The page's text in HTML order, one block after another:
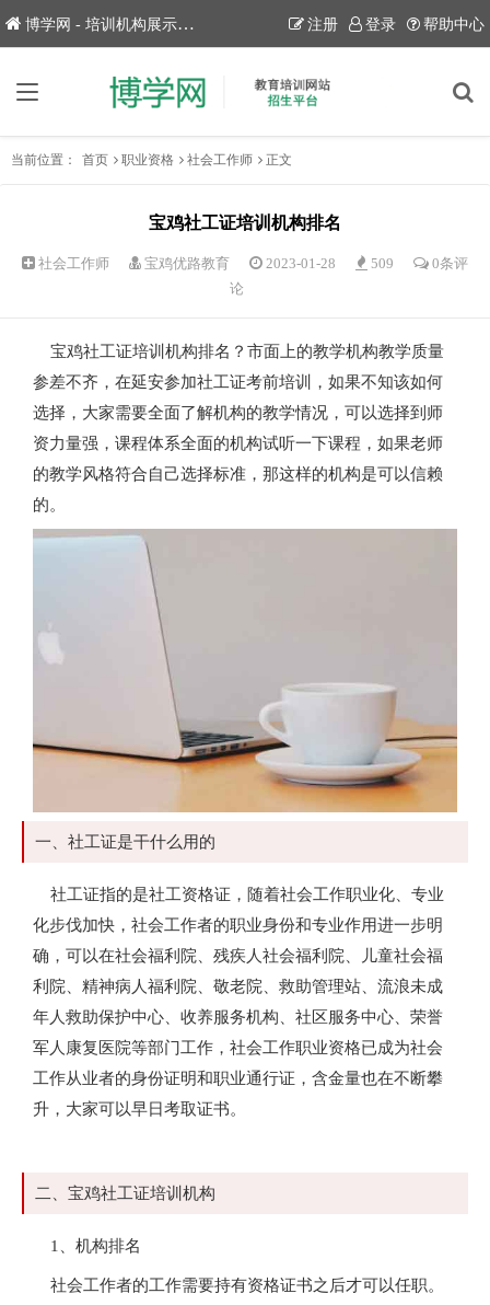
博学网 - 培训机构展示平台！ 注册 登录 帮助中心
当前位置： 首页 职业资格 社会工作师 正文
宝鸡社工证培训机构排名
社会工作师 宝鸡优路教育 2023-01-28 509
0条评
论
宝鸡社工证培训机构排名？市面上的教学机构教学质量
参差不齐，在延安参加社工证考前培训，如果不知该如何
选择，大家需要全面了解机构的教学情况，可以选择到师
资力量强，课程体系全面的机构试听一下课程，如果老师
的教学风格符合自己选择标准，那这样的机构是可以信赖
的。
一、社工证是干什么用的
社工证指的是社工资格证，随着社会工作职业化、专业
化步伐加快，社会工作者的职业身份和专业作用进一步明
确，可以在社会福利院、残疾人社会福利院、儿童社会福
利院、精神病人福利院、敬老院、救助管理站、流浪未成
年人救助保护中心、收养服务机构、社区服务中心、荣誉
军人康复医院等部门工作，社会工作职业资格已成为社会
工作从业者的身份证明和职业通行证，含金量也在不断攀
升，大家可以早日考取证书。
二、宝鸡社工证培训机构
1、机构排名
社会工作者的工作需要持有资格证书之后才可以任职。